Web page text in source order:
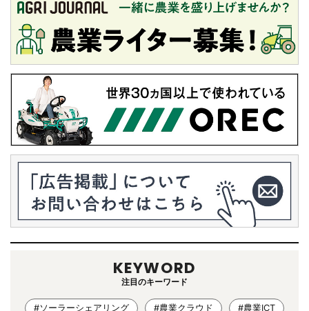
KEYWORD
注目のキーワード
#ソーラーシェアリング #農業クラウド #農業ICT